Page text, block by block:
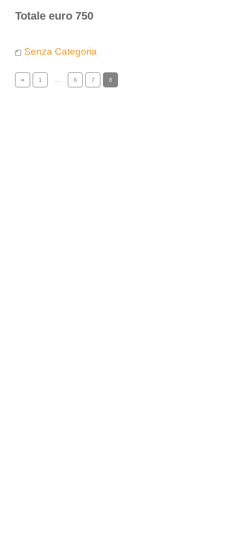
Totale euro 750
Senza Categoria
< 1 6 7 8